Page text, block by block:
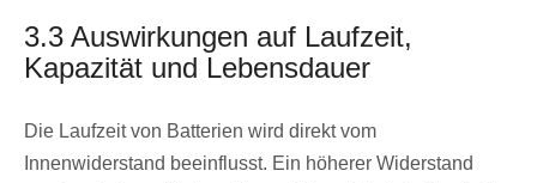
3.3 Auswirkungen auf Laufzeit,
Kapazität und Lebensdauer
Die Laufzeit von Batterien wird direkt vom
Innenwiderstand beeinflusst. Ein höherer Widerstand